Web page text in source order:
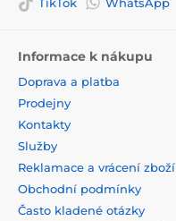
Informace k nákupu
Doprava a platba
Prodejny
Kontakty
Služby
Reklamace a vrácení zboží
Obchodní podmínky
Často kladené otázky